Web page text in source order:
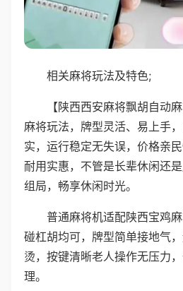
相关麻将玩法及特色;
【陕西西安麻将飘胡自动
麻将玩法，牌型灵活、易上手
实，运行稳定无失误，价格亲
耐用实惠，不管是长辈休闲还
组局，畅享休闲时光。
普通麻将机适配陕西宝鸡
碰杠胡均可，牌型简单接地气
烫，按键清晰老人操作无压力
理。